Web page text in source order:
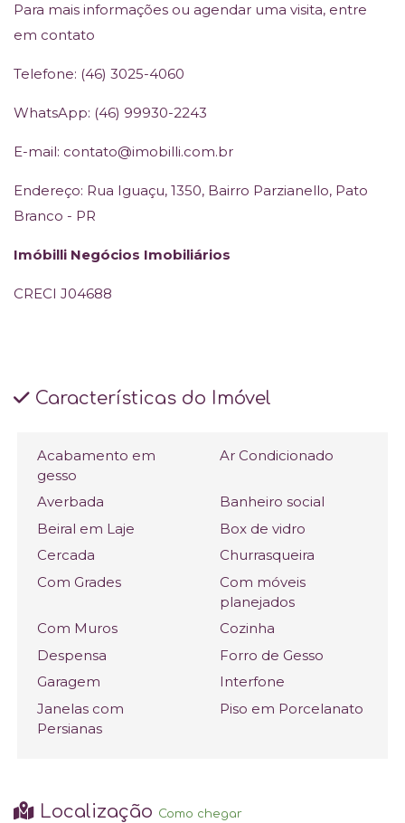
Para mais informações ou agendar uma visita, entre
em contato
Telefone: (46) 3025-4060
WhatsApp: (46) 99930-2243
E-mail: contato@imobilli.com.br
Endereço: Rua Iguaçu, 1350, Bairro Parzianello, Pato
Branco - PR
Imóbilli Negócios Imobiliários
CRECI J04688
Características do Imóvel
Acabamento em
gesso
Ar Condicionado
Averbada
Banheiro social
Beiral em Laje
Box de vidro
Cercada
Churrasqueira
Com Grades
Com móveis
planejados
Com Muros
Cozinha
Despensa
Forro de Gesso
Garagem
Interfone
Janelas com
Persianas
Piso em Porcelanato
Localização Como chegar